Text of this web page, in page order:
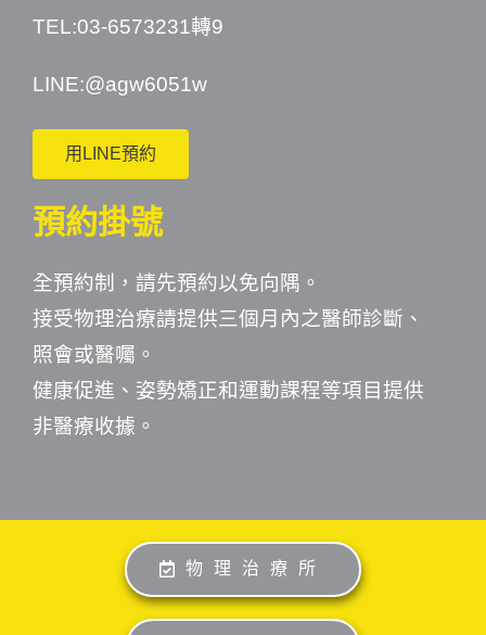
TEL:03-6573231轉9
LINE:@agw6051w
用LINE預約
預約掛號
全預約制，請先預約以免向隅。
接受物理治療請提供三個月內之醫師診斷、
照會或醫囑。
健康促進、姿勢矯正和運動課程等項目提供
非醫療收據。
物理治療所